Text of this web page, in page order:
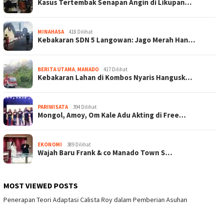
Kasus Tertembak Senapan Angin di Likupan…
MINAHASA 418 Dilihat
Kebakaran SDN 5 Langowan: Jago Merah Han…
BERITA UTAMA MANADO 417 Dilihat
Kebakaran Lahan di Kombos Nyaris Hangusk…
PARIWISATA 394 Dilihat
Mongol, Amoy, Om Kale Adu Akting di Free…
EKONOMI 389 Dilihat
Wajah Baru Frank & co Manado Town S…
MOST VIEWED POSTS
Penerapan Teori Adaptasi Calista Roy dalam Pemberian Asuhan